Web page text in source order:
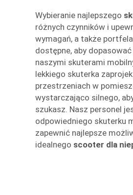
Wybieranie najlepszego
różnych czynników i
wymagań, a także
dostępne, aby
naszymi skuterami
lekkiego skuterka
przestrzeniach w
wystarczająco silnego,
szukasz. Nasz personel
odpowiedniego skuterku
zapewnić najlepsze
idealnego scooter dla